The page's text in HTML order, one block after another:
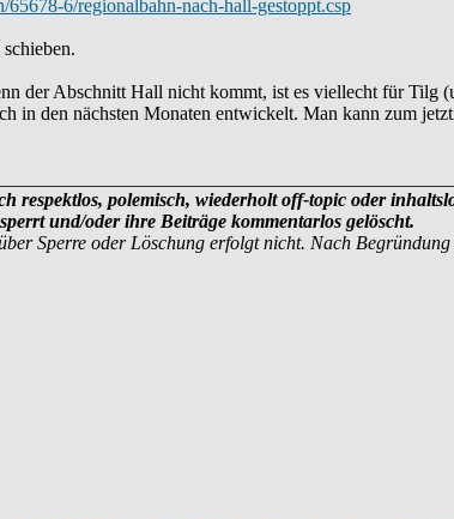
6/regionalbahn-nach-hall-gestoppt.csp
der Abschnitt Hall nicht kommt, ist es viellecht für Tilg
in den nächsten Monaten entwickelt. Man kann zum
respektlos, polemisch, wiederholt off-topic oder
und/oder ihre Beiträge kommentarlos gelöscht.
Sperre oder Löschung erfolgt nicht. Nach